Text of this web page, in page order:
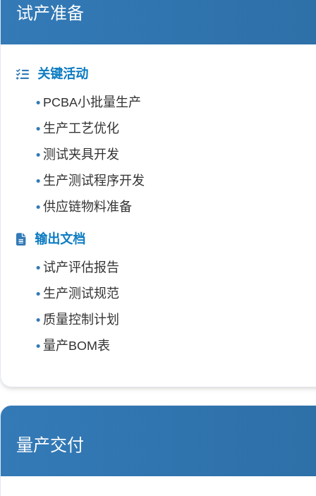
试产准备
关键活动
PCBA小批量生产
生产工艺优化
测试夹具开发
生产测试程序开发
供应链物料准备
输出文档
试产评估报告
生产测试规范
质量控制计划
量产BOM表
量产交付